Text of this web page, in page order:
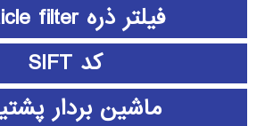
فیلتر ذره particle filter
کد SIFT
ماشین بردار